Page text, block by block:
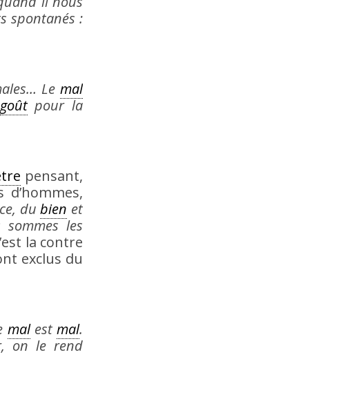
spontanés :
Le mal
goûtpour la
pensant,
dubien et
les
la contre
exclus du
malestmal.
on le rend